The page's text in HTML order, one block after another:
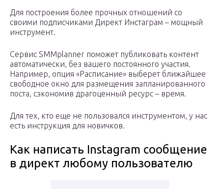
Для построения более прочных отношений со
своими подписчиками Директ Инстаграм – мощный
инструмент.
Сервис SMMplanner поможет публиковать контент
автоматически, без вашего постоянного участия.
Например, опция «Расписание» выберет ближайшее
свободное окно для размещения запланированного
поста, сэкономив драгоценный ресурс – время.
Для тех, кто еще не пользовался инструментом, у нас
есть инструкция для новичков.
Как написать Instagram сообщение
в директ любому пользователю